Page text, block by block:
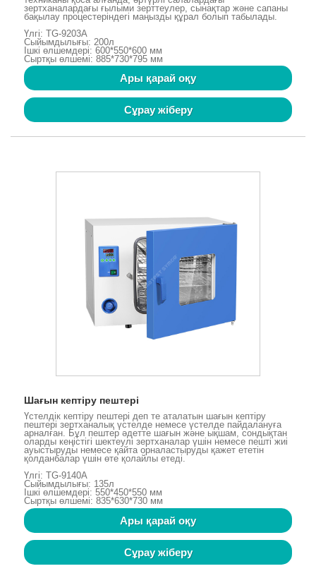
зертханалардағы ғылыми зерттеулер, сынақтар және сапаны
бақылау процестеріндегі маңызды құрал болып табылады.
Үлгі: TG-9203A
Сыйымдылығы: 200л
Ішкі өлшемдері: 600*550*600 мм
Сыртқы өлшемі: 885*730*795 мм
Ары қарай оқу
Сұрау жіберу
Шағын кептіру пештері
Үстелдік кептіру пештері деп те аталатын шағын кептіру
пештері зертханалық үстелде немесе үстелде пайдалануға
арналған. Бұл пештер әдетте шағын және ықшам, сондықтан
оларды кеңістігі шектеулі зертханалар үшін немесе пешті жиі
ауыстыруды немесе қайта орналастыруды қажет ететін
қолданбалар үшін өте қолайлы етеді.
Үлгі: TG-9140A
Сыйымдылығы: 135л
Ішкі өлшемдері: 550*450*550 мм
Сыртқы өлшемі: 835*630*730 мм
Ары қарай оқу
Сұрау жіберу